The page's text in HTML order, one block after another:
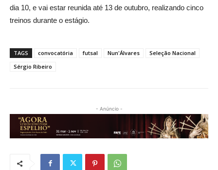
dia 10, e vai estar reunida até 13 de outubro, realizando cinco
treinos durante o estágio.
TAGS convocatória futsal Nun'Álvares
Seleção Nacional
Sérgio Ribeiro
- Anúncio -